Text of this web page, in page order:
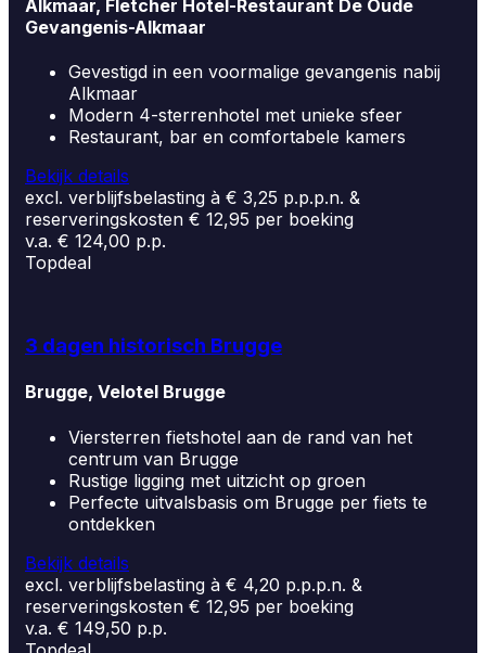
Alkmaar, Fletcher Hotel-Restaurant De Oude
Gevangenis-Alkmaar
Gevestigd in een voormalige gevangenis nabij
Alkmaar
Modern 4-sterrenhotel met unieke sfeer
Restaurant, bar en comfortabele kamers
Bekijk details
excl. verblijfsbelasting à € 3,25 p.p.p.n. &
reserveringskosten € 12,95 per boeking
v.a. € 124,00 p.p.
Topdeal
3 dagen historisch Brugge
Brugge, Velotel Brugge
Viersterren fietshotel aan de rand van het
centrum van Brugge
Rustige ligging met uitzicht op groen
Perfecte uitvalsbasis om Brugge per fiets te
ontdekken
Bekijk details
excl. verblijfsbelasting à € 4,20 p.p.p.n. &
reserveringskosten € 12,95 per boeking
v.a. € 149,50 p.p.